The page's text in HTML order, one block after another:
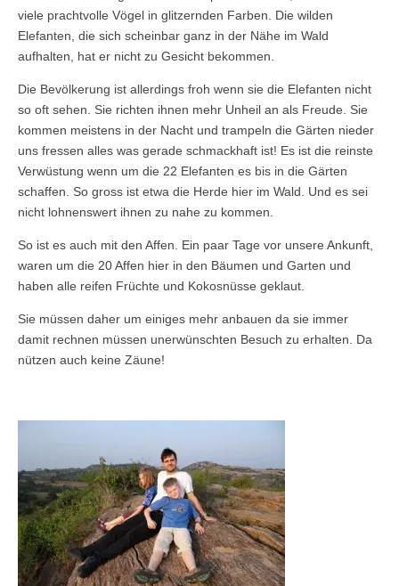
viele prachtvolle Vögel in glitzernden Farben. Die wilden
Elefanten, die sich scheinbar ganz in der Nähe im Wald
aufhalten, hat er nicht zu Gesicht bekommen.
Die Bevölkerung ist allerdings froh wenn sie die Elefanten nicht
so oft sehen. Sie richten ihnen mehr Unheil an als Freude. Sie
kommen meistens in der Nacht und trampeln die Gärten nieder
uns fressen alles was gerade schmackhaft ist! Es ist die reinste
Verwüstung wenn um die 22 Elefanten es bis in die Gärten
schaffen. So gross ist etwa die Herde hier im Wald. Und es sei
nicht lohnenswert ihnen zu nahe zu kommen.
So ist es auch mit den Affen. Ein paar Tage vor unsere Ankunft,
waren um die 20 Affen hier in den Bäumen und Garten und
haben alle reifen Früchte und Kokosnüsse geklaut.
Sie müssen daher um einiges mehr anbauen da sie immer
damit rechnen müssen unerwünschten Besuch zu erhalten. Da
nützen auch keine Zäune!